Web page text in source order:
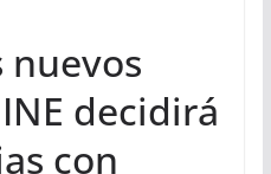
nuevos
decidirá
con